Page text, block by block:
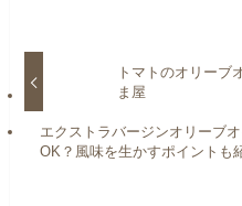
トマトのオリーブ
ま屋
エクストラバージンオリーブ
OK？風味を生かすポイントも